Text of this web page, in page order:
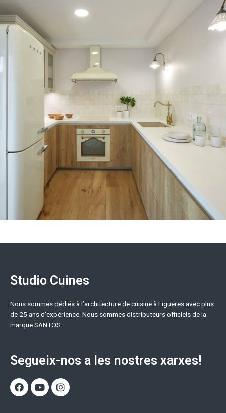
Studio Cuines
Nous sommes dédiés à l’architecture de cuisine à Figueres avec plus
de 25 ans d’expérience. Nous sommes distributeurs officiels de la
marque SANTOS.
Segueix-nos a les nostres xarxes!